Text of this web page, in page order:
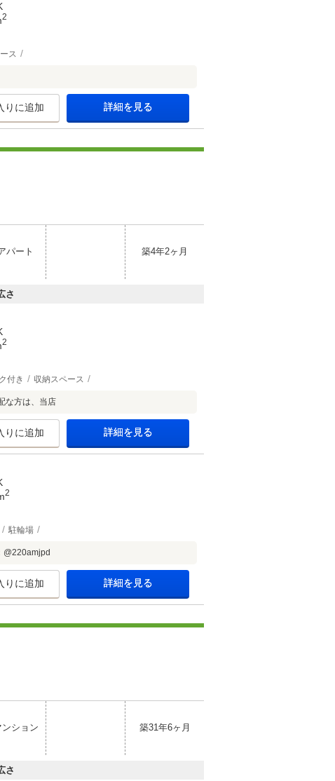
2
ス
りに追加 詳細を見る
パート 築4年2ヶ月
さ
2
付き 収納スペース
な方は、当店
りに追加 詳細を見る
2
駐輪場
@220amjpd
りに追加 詳細を見る
ション 築31年6ヶ月
さ